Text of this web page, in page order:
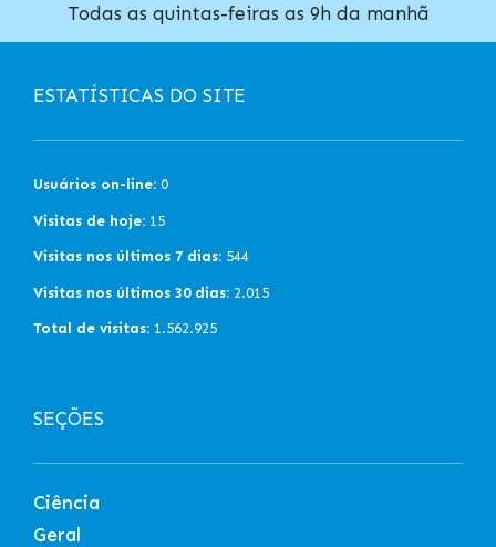
Todas as quintas-feiras as 9h da manhã
ESTATÍSTICAS DO SITE
Usuários on-line: 0
Visitas de hoje: 15
Visitas nos últimos 7 dias: 544
Visitas nos últimos 30 dias: 2.015
Total de visitas: 1.562.925
SEÇÕES
Ciência
Geral